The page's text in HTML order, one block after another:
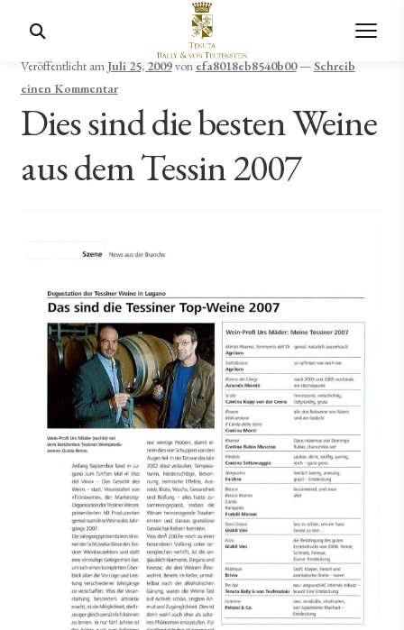
Veröffentlicht amJuli 25, 2009von efa8018eb8540b00—Schreib
einen Kommentar
Dies sind die besten Weine
aus dem Tessin 2007